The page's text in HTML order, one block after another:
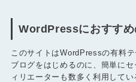
WordPressにおすすめ
このサイトはWordPressの有料
ブログをはじめるのに、簡単に
ィリエーターも数多く利用してい